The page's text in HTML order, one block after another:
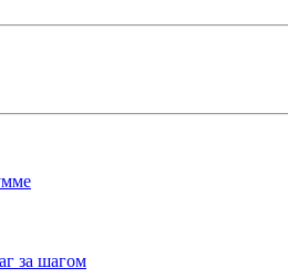
за шагом